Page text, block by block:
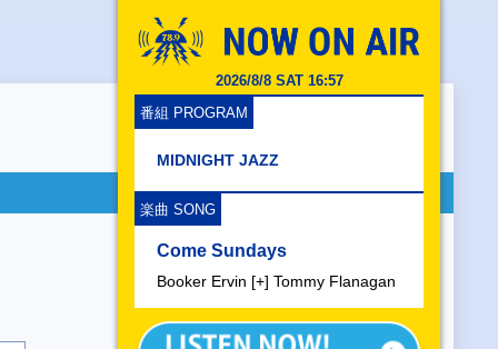
2026/8/8 SAT 16:57
番組 PROGRAM
MIDNIGHT JAZZ
楽曲 SONG
Come Sundays
Booker Ervin [+] Tommy Flanagan